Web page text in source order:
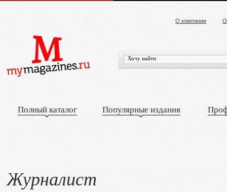
О компании
Полный каталог Популярные издания
Журналист